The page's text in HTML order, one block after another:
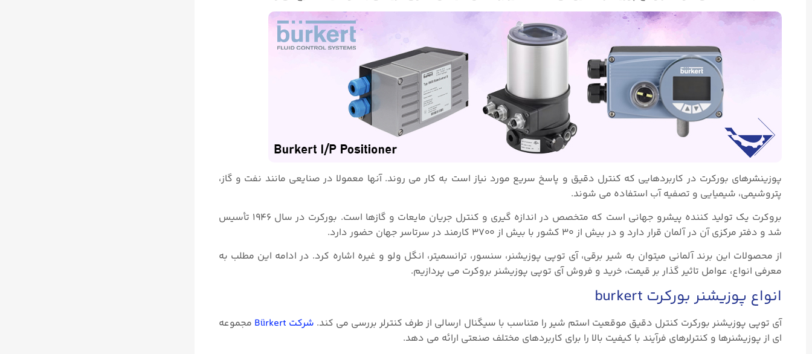
پوزینشرهای بورکرت در کاربردهایی که کنترل دقیق و پاسخ سریع مورد نیاز است به کار می روند. آنها معمولا در صنایعی مانند نفت و گاز،
پتروشیمی، شیمیایی و تصفیه آب استفاده می شوند.
بروکرت یک تولید کننده پیشرو جهانی است که متخصص در اندازه گیری و کنترل جریان مایعات و گازها است. بورکرت در سال ۱۹۴۶ تأسیس
شد و دفتر مرکزی آن در آلمان قرار دارد و در بیش از ۳۰ کشور با بیش از ۳۷۰۰ کارمند در سرتاسر جهان حضور دارد.
از محصولات این برند آلمانی میتوان به شیر برقی، آی توپی پوزیشنر، سنسور، ترانسمیتر، انگل ولو و غیره اشاره کرد. در ادامه این مطلب به
معرفی انواع، عوامل تاثیر گذار بر قیمت، خرید و فروش آی توپی پوزیشنر بروکرت می پردازیم.
انواع پوزیشنر بورکرت burkert
آی توپی پوزیشنر بورکرت کنترل دقیق موقعیت استم شیر را متناسب با سیگنال ارسالی از طرف کنترلر بررسی می کند. شرکت Bürkert
مجموعه
ای از پوزیشنرها و کنترلرهای فرآیند با کیفیت بالا را برای کاربردهای مختلف صنعتی ارائه می دهد.